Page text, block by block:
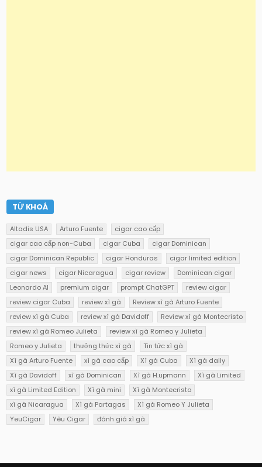
TỪ KHOÁ
Altadis USA Arturo Fuente
cigar cao cấp
cigar cao cấp non-Cuba
cigar Cuba
cigar Dominican
cigar Dominican Republic
cigar Honduras
cigar limited edition
cigar news
cigar Nicaragua cigar review
Dominican cigar
Leonardo AI
premium cigar prompt ChatGPT
review cigar
review cigar Cuba
review xì gà
Review xì gà Arturo Fuente
review xì gà Cuba
review xì gà Davidoff
Review xì gà Montecristo
review xì gà Romeo Julieta
review xì gà Romeo y Julieta
Romeo y Julieta
thưởng thức xì gà
Tin tức xì gà
Xì gà Arturo Fuente
xì gà cao cấp Xì gà Cuba
Xì gà daily
Xì gà Davidoff
xì gà Dominican Xì gà H.upmann
Xì gà Limited
xì gà Limited Edition
Xì gà mini
Xì gà Montecristo
xì gà Nicaragua
Xì gà Partagas
Xì gà Romeo Y Julieta
YeuCigar
Yêu Cigar đánh giá xì gà